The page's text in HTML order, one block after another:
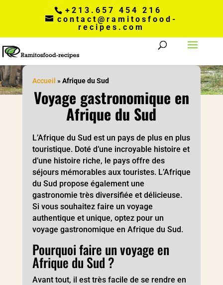
+213.657 454 216
contact@ramitosfood-
recipes.com
Accueil » Afrique du Sud
Voyage gastronomique en
Afrique du Sud
L’Afrique du Sud est un pays de plus en plus
touristique. Doté d’une incroyable histoire et
d’une histoire riche, le pays offre des
séjours mémorables aux touristes. L’Afrique
du Sud propose également une
gastronomie très diversifiée et délicieuse.
Si vous souhaitez faire un voyage
authentique et unique, optez pour un
voyage gastronomique en Afrique du Sud.
Pourquoi faire un voyage en
Afrique du Sud ?
Avant tout, il est très facile de se rendre en